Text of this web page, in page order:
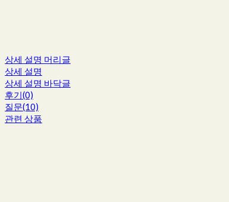
상세 설명 머리글
상세 설명
상세 설명 바닥글
후기(0)
질문(10)
관련 상품